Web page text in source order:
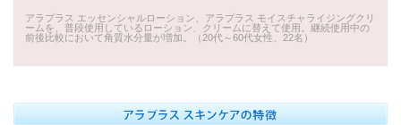
アラプラス エッセンシャルローション、アラプラス モイスチャライジングクリ
ームを、普段使用しているローション、クリームに替えて使用。継続使用中の
前後比較において角質水分量が増加。（20代～60代女性、22名）